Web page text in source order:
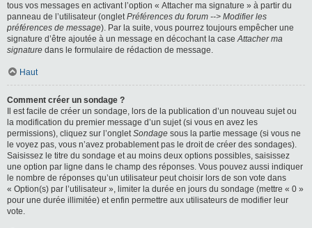
tous vos messages en activant l’option « Attacher ma signature » à partir du
panneau de l’utilisateur (ongletPréférences du forum --> Modifier les
préférences de message). Par la suite, vous pourrez toujours empêcher une
signature d’être ajoutée à un message en décochant la caseAttacher ma
signature dans le formulaire de rédaction de message.
Haut
Comment créer un sondage ?
Il est facile de créer un sondage, lors de la publication d’un nouveau sujet ou
la modification du premier message d’un sujet (si vous en avez les
permissions), cliquez sur l’ongletSondage sous la partie message (si vous ne
le voyez pas, vous n’avez probablement pas le droit de créer des sondages).
Saisissez le titre du sondage et au moins deux options possibles, saisissez
une option par ligne dans le champ des réponses. Vous pouvez aussi indiquer
le nombre de réponses qu’un utilisateur peut choisir lors de son vote dans
« Option(s) par l’utilisateur », limiter la durée en jours du sondage (mettre « 0 »
pour une durée illimitée) et enfin permettre aux utilisateurs de modifier leur
vote.